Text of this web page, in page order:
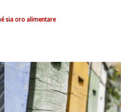
sia oro alimentare